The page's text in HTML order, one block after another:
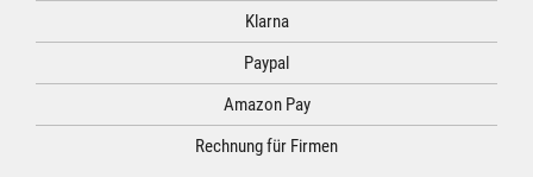
Klarna
Paypal
Amazon Pay
Rechnung für Firmen